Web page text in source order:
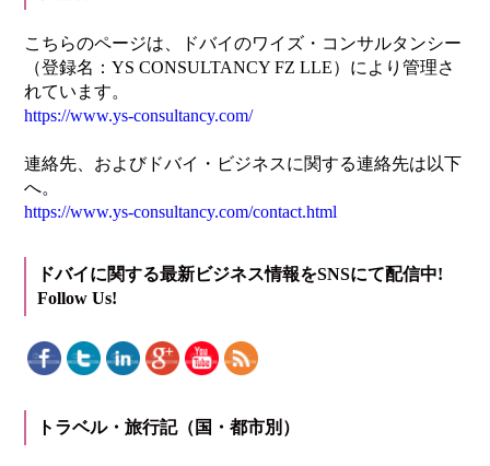
こちらのページは、ドバイのワイズ・コンサルタンシー
（登録名：YS CONSULTANCY FZ LLE）により管理さ
れています。
https://www.ys-consultancy.com/
連絡先、およびドバイ・ビジネスに関する連絡先は以下
へ。
https://www.ys-consultancy.com/contact.html
ドバイに関する最新ビジネス情報をSNSにて配信中!
Follow Us!
トラベル・旅行記（国・都市別）